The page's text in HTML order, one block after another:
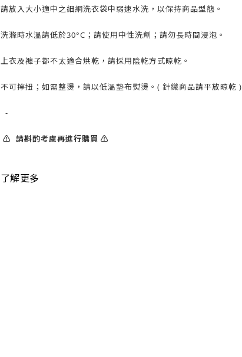
請放入大小適中之細網洗衣袋中弱速水洗，以保持商品型態。
洗滌時水溫請低於30°C；請使用中性洗劑；請勿長時間浸泡。
上衣及褲子都不太適合烘乾，請採用陰乾方式晾乾。
不可擰扭；如需整燙，請以低溫墊布熨燙。( 針織商品請平放晾乾 )
-
⚠️ 請斟酌考慮再進行購買 ⚠️
了解更多